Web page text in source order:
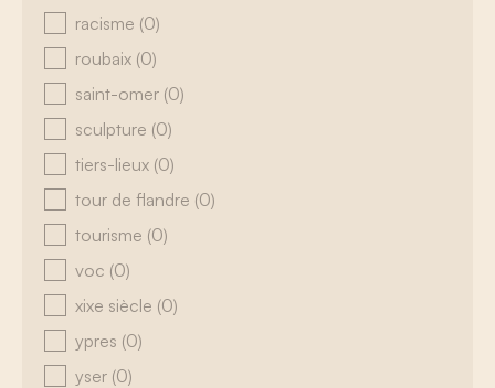
racisme (0)
roubaix (0)
saint-omer (0)
sculpture (0)
tiers-lieux (0)
tour de flandre (0)
tourisme (0)
voc (0)
xixe siècle (0)
ypres (0)
yser (0)